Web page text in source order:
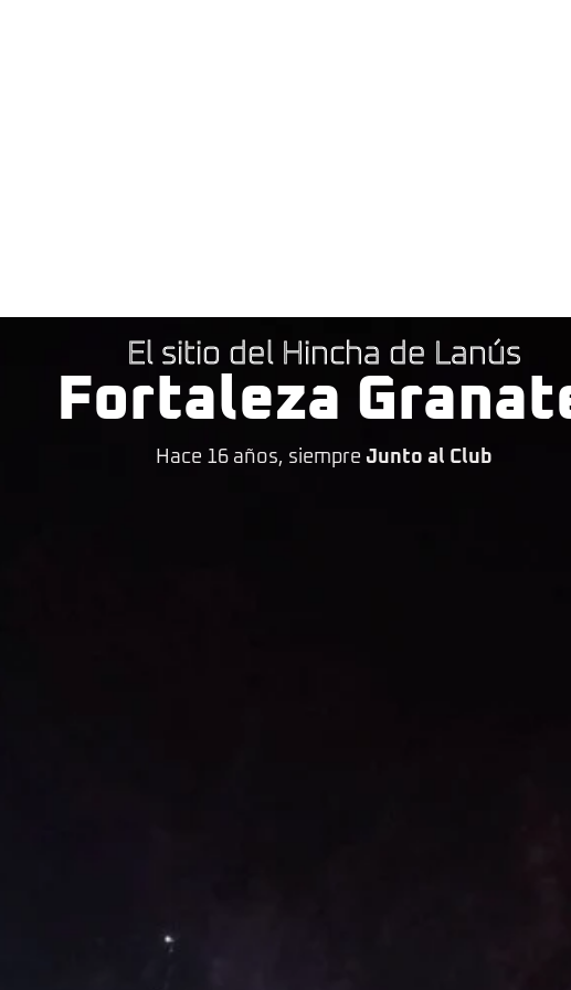
El sitio del Hincha de Lanús
Fortaleza
Hace 16 años, siempre Junto al Club